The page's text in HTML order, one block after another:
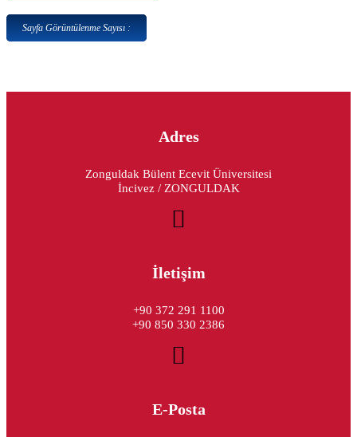
Sayfa Görüntülenme Sayısı :
Adres
Zonguldak Bülent Ecevit Üniversitesi
İncivez / ZONGULDAK
İletişim
+90 372 291 1100
+90 850 330 2386
E-Posta